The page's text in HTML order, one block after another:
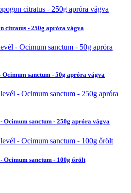
citratus - 250g apróra vágva
Ocimum sanctum - 50g apróra vágva
Ocimum sanctum - 250g apróra vágva
Ocimum sanctum - 100g őrölt